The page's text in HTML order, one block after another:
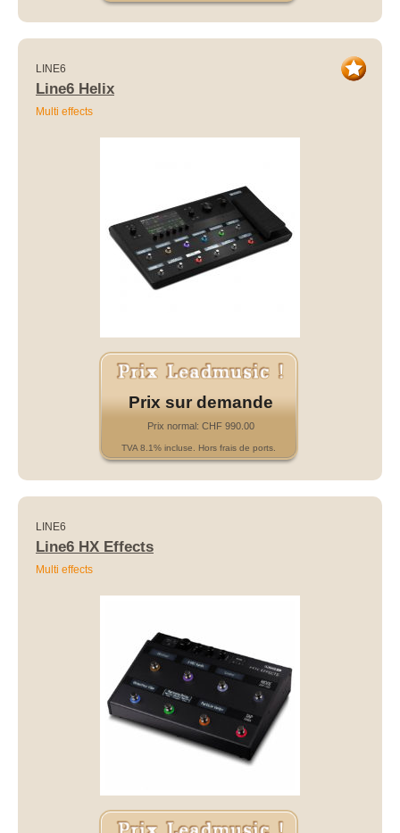
LINE6
Line6 Helix
Multi effects
Prix sur demande
Prix normal: CHF 990.00
TVA 8.1% incluse. Hors frais de ports.
LINE6
Line6 HX Effects
Multi effects